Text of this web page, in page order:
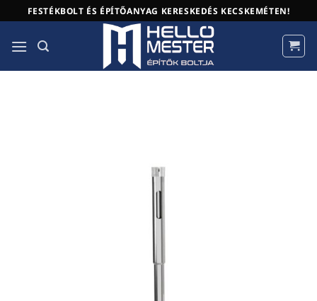
to
content
FESTÉKBOLT ÉS ÉPÍTŐANYAG KERESKEDÉS KECSKEMÉTEN!